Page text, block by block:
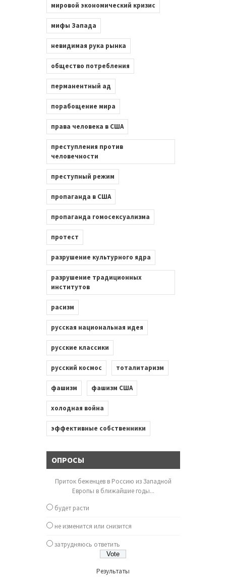
мировой экономический кризис
мифы Запада
невидимая рука рынка
общество потребления
перманентный ад
порабощение мира
права человека в США
преступления против
человечности
преступный режим
пропаганда в США
пропаганда гомосексуализма
протест
разрушение культурного ядра
разрушение традиционных
институтов
расизм
русская национальная идея
русские классики
русский космос тоталитаризм
фашизм фашизм США
холодная война
эффективные собственники
ОПРОСЫ
Приток беженцев в Россию из Западной
Европы в ближайшие годы...
будет расти
не изменится или снизится
затрудняюсь ответить
Результаты